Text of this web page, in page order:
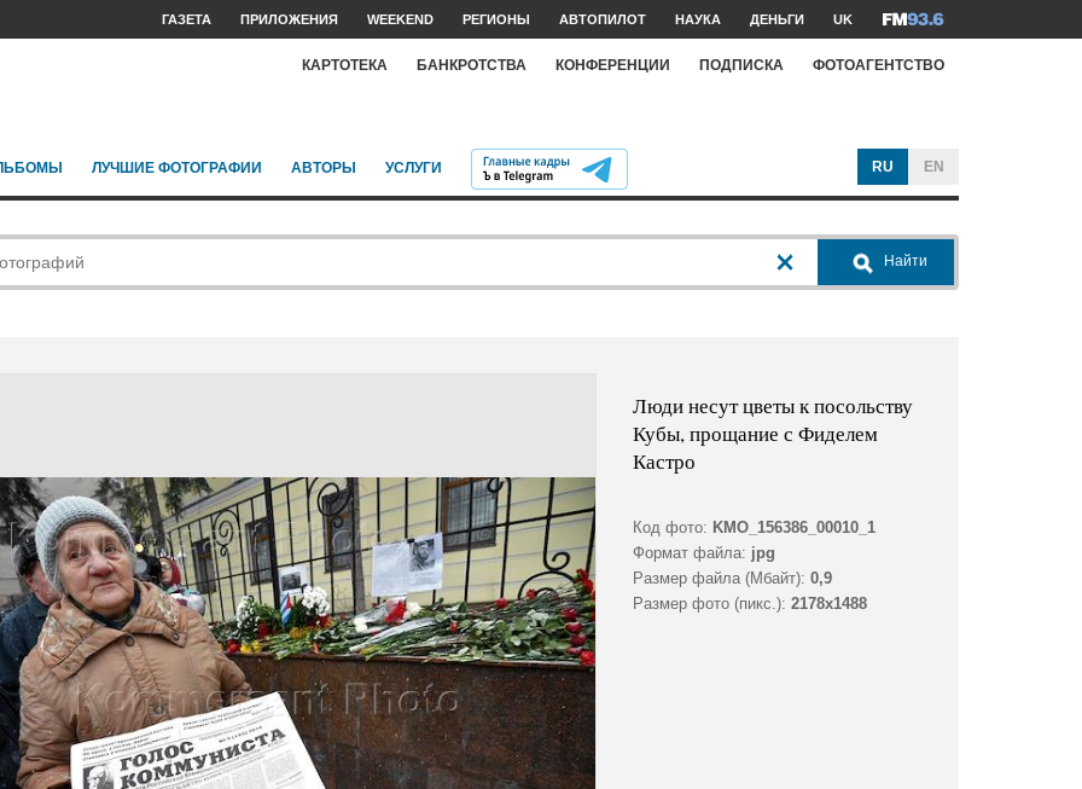
ГАЗЕТА ПРИЛОЖЕНИЯ WEEKEND РЕГИОНЫ АВТОПИЛОТ НАУКА ДЕНЬГИ UK
КАРТОТЕКА БАНКРОТСТВА КОНФЕРЕНЦИИ ПОДПИСКА ФОТОАГЕНТСТВО
ЛУЧШИЕ ФОТОГРАФИИ АВТОРЫ УСЛУГИ RU EN
Найти
Люди несут цветы к посольству
Кубы, прощание с Фиделем
Кастро
Код фото: KMO_156386_00010_1
Формат файла: jpg
Размер файла (Мбайт): 0,9
Размер фото (пикс.): 2178x1488